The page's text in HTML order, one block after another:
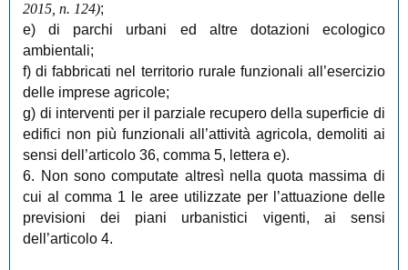
2015, n. 124);
e) di parchi urbani ed altre dotazioni ecologico
ambientali;
f) di fabbricati nel territorio rurale funzionali all’esercizio
delle imprese agricole;
g) di interventi per il parziale recupero della superficie di
edifici non più funzionali all’attività agricola, demoliti ai
sensi dell’articolo 36, comma 5, lettera e).
6. Non sono computate altresì nella quota massima di
cui al comma 1 le aree utilizzate per l’attuazione delle
previsioni dei piani urbanistici vigenti, ai sensi
dell’articolo 4.